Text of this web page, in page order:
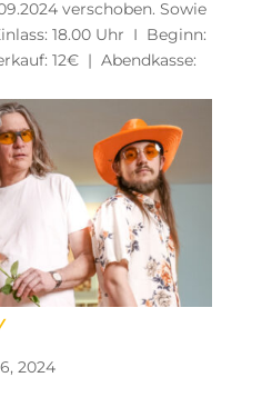
verschoben. Sowie
18.00 Uhr I Beginn:
12€ | Abendkasse:
2024